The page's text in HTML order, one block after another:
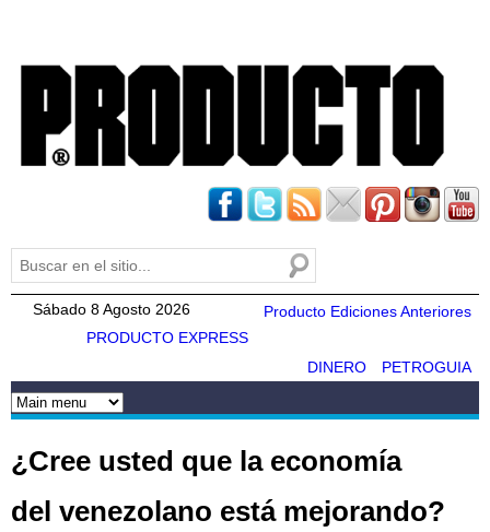
Formulario de búsqueda
Buscar
Sábado 8 Agosto 2026
Producto Ediciones Anteriores
PRODUCTO EXPRESS
PETROGUIA
DINERO
¿Cree usted que la economía
del venezolano está mejorando?